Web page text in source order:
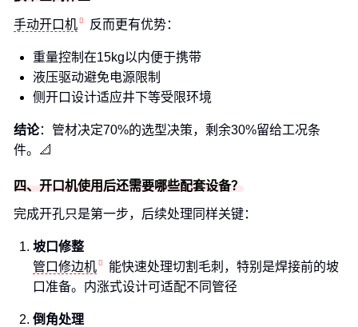
手动开口机 反而更有优势：
重量控制在15kg以内便于携带
液压驱动避免电源限制
侧开口设计适应井下等受限环境
结论：管材决定70%的选型决策，剩余30%留给工况条
件。📐
四、开口机使用后还需要哪些配套设备？
完成开孔只是第一步，后续处理同样关键：
坡口修整
管口修边机
能快速处理切割毛刺，特别是焊接前的坡
口准备。内涨式设计可适配不同管径
倒角处理